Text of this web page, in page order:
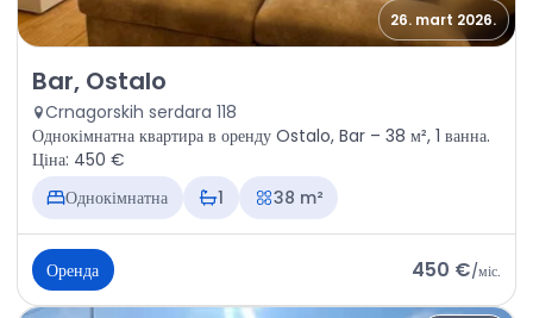
26. mart 2026.
Оренда - Квартира Bar, Ostalo
Bar, Ostalo
Crnagorskih serdara 118
Однокімнатна квартира в оренду Ostalo, Bar – 38 м², 1 ванна.
Ціна: 450 €
Однокімнатна
1 38 m²
Оренда 450 €/міс.